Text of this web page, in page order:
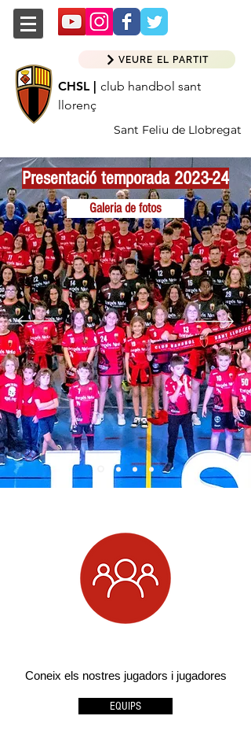
CHSL | club handbol sant
llorenç
Sant Feliu de Llobregat
VEURE EL PARTIT
Presentació temporada 2023-24
Galeria de fotos
Coneix els nostres jugadors i jugadores
EQUIPS